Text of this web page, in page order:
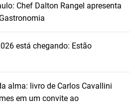
Chef Dalton Rangel apresenta
está chegando: Estão
alma: livro de Carlos Cavallini
em um convite ao